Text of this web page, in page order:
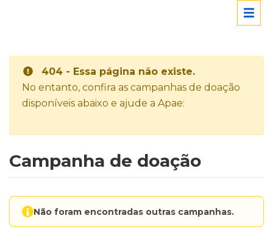
404 - Essa página não existe.
No entanto, confira as campanhas de doação
disponíveis abaixo e ajude a Apae:
Campanha de doação
Não foram encontradas outras campanhas.